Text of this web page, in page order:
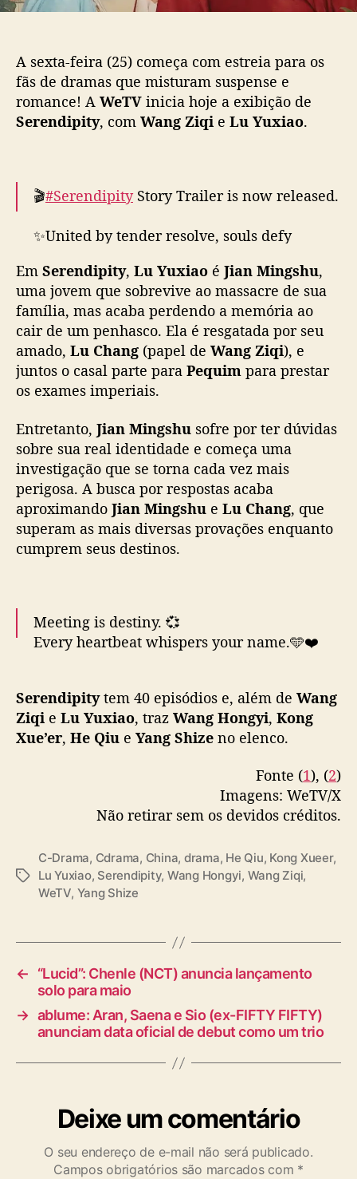
o
a
m
a
a
j
d
a
g
Z
i
q
i
p
a
d
e
s
c
o
b
p
s
a
d
“
S
r
e
p
t
”
A sexta-feira (25) começa com estreia para os
fãs de dramas que misturam suspense e
romance! A WeTV inicia hoje a exibição de
Serendipity, com Wang Ziqi e Lu Yuxiao.
🎬#SerendipityStory Trailer is now released.
✨United by tender resolve, souls defy
luminous courage.
🌟Starring#WangZiqi #LuYuxiao
#WangHongyi #KongXueer #WangXichao
#HeQiu#榜上佳婿 #王子奇 #卢昱晓#王弘毅#孔
雪儿#汪汐潮#鹤秋…
pic.twitter.com/FEV0Il2GWD
— WeTV.Official (@WeTVOfficial)April 25,
2025
Em Serendipity, Lu Yuxiao é Jian Mingshu,
uma jovem que sobrevive ao massacre de sua
família, mas acaba perdendo a memória ao
cair de um penhasco. Ela é resgatada por seu
amado, Lu Chang (papel de Wang Ziqi), e
juntos o casal parte para Pequim para prestar
os exames imperiais.
Entretanto, Jian Mingshu sofre por ter dúvidas
sobre sua real identidade e começa uma
investigação que se torna cada vez mais
perigosa. A busca por respostas acaba
aproximando Jian Mingshu e Lu Chang, que
superam as mais diversas provações enquanto
cumprem seus destinos.
Meeting is destiny. 💞
Every heartbeat whispers your name.🩵❤️
globally.
🌟Starring#WangZiqi #LuYuxiao
#卢昱晓 #王弘毅 #孔
#WeTVAlwaysMore
— WeTV.Official (@WeTVOfficial)April 25,
2025
Serendipitytem 40 episódios e, além de Wang
Ziqi e Lu Yuxiao, traz Wang Hongyi, Kong
Xue’er, He Qiu e Yang Shize no elenco.
Fonte (1), (2)
Imagens: WeTV/X
Não retirar sem os devidos créditos.
T
C-Drama, Cdrama, China, drama, He Qiu, Kong Xueer,
Lu Yuxiao, Serendipity, Wang Hongyi, Wang Ziqi,
WeTV, Yang Shize
←
“Lucid”: Chenle (NCT) anuncia lançamento
solo para maio
→ ablume: Aran, Saena e Sio (ex-FIFTY FIFTY)
anunciam data oficial de debut como um trio
Deixe um comentário
O seu endereço de e-mail não será publicado.
Campos obrigatórios são marcados com *